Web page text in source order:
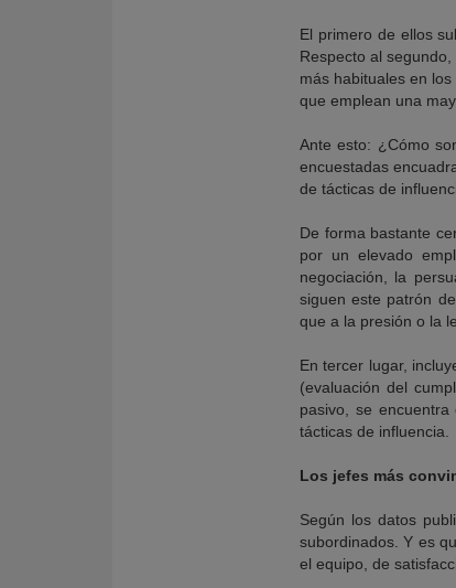
El primero de ellos
Respecto al
más habituales en
que emplean una
Ante esto: ¿Cómo
encuestadas
de tácticas de
De forma bastante
por un elevado
negociación, la
siguen este patrón
que a la presión o la
En tercer lugar,
(evaluación del
pasivo, se
tácticas de influencia.
Los jefes más
Según los datos
subordinados. Y es
el equipo, de